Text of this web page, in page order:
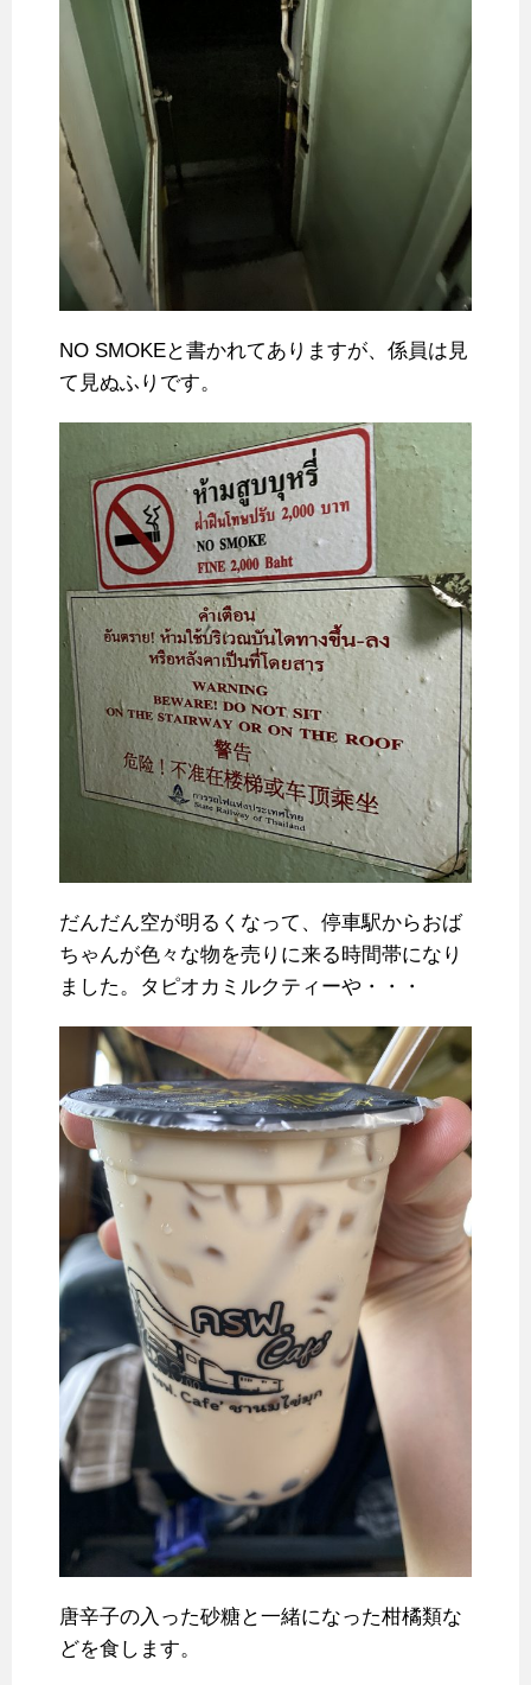
NO SMOKEと書かれてありますが、係員は見
て見ぬふりです。
だんだん空が明るくなって、停車駅からおば
ちゃんが色々な物を売りに来る時間帯になり
ました。タピオカミルクティーや・・・
唐辛子の入った砂糖と一緒になった柑橘類な
どを食します。